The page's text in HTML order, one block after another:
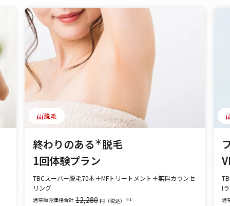
脱毛
終わりのある＊脱毛
1回体験プラン
TBCスーパー脱毛70本＋MFトリートメント＋無料カウンセ
リング
通常販売価格合計 12,280 円（税込） ※1
I
通